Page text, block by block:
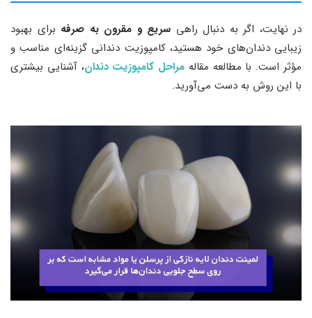
در نهایت، اگر به دنبال راهی سریع و مقرون به صرفه برای بهبود
زیبایی دندان‌های خود هستید، کامپوزیت دندانی گزینه‌ای مناسب و
مؤثر است. با مطالعه مقاله مراحل کامپوزیت دندان، آشنایی بیشتری
با این روش به دست می‌آورید.